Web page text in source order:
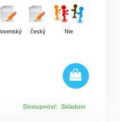
český Nie
Dostupnosť: Skladom